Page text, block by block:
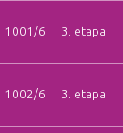
1001/6 3. etapa
1002/6 3. etapa